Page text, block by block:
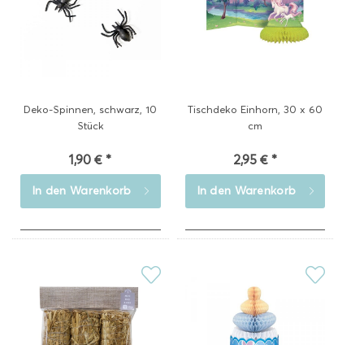
Deko-Spinnen, schwarz, 10
Stück
1,90 € *
In den Warenkorb
Tischdeko Einhorn, 30 x 60
cm
2,95 € *
In den Warenkorb